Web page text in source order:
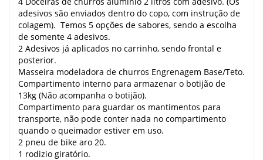
adesivos são enviados dentro do copo, com instrução de
colagem). Temos 5 opções de sabores, sendo a escolha
de somente 4 adesivos.
2 Adesivos já aplicados no carrinho, sendo frontal e
posterior.
Masseira modeladora de churros Engrenagem Base/Teto.
Compartimento interno para armazenar o botijão de
13kg (Não acompanha o botijão).
Compartimento para guardar os mantimentos para
transporte, não pode conter nada no compartimento
quando o queimador estiver em uso.
2 pneu de bike aro 20.
1 rodizio giratório.